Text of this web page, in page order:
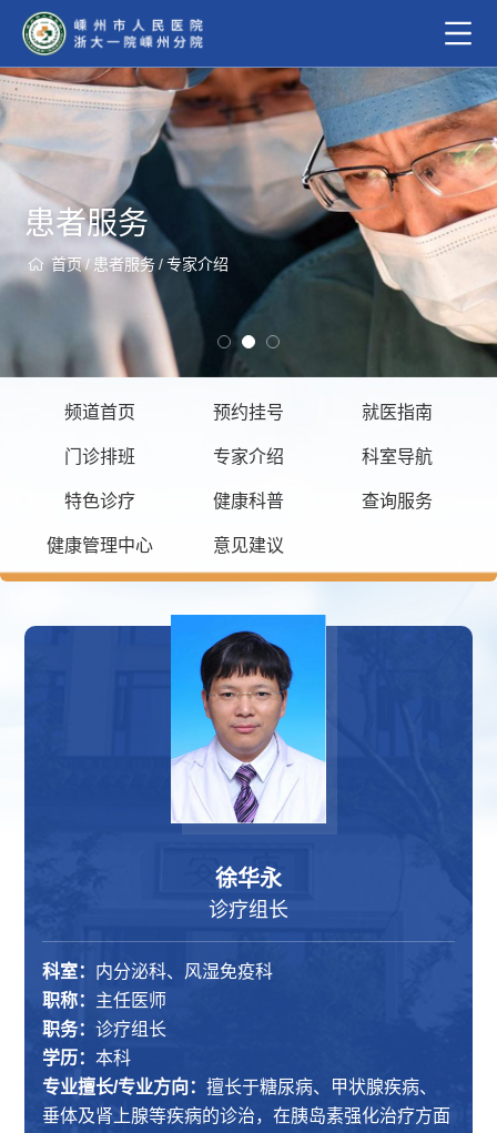
患者服务
首页/ 患者服务 / 专家介绍
频道首页 预约挂号 就医指南
门诊排班 专家介绍 科室导航
特色诊疗 健康科普 查询服务
健康管理中心 意见建议
徐华永
诊疗组长
科室： 内分泌科、风湿免疫科
职称： 主任医师
职务：诊疗组长
学历：本科
专业擅长/专业方向：擅长于糖尿病、甲状腺疾病、
垂体及肾上腺等疾病的诊治，在胰岛素强化治疗方面